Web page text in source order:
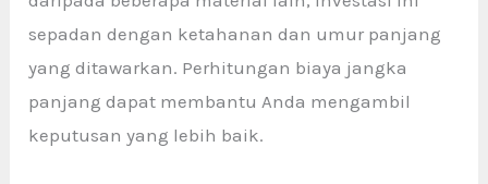
sepadan dengan ketahanan dan umur panjang
yang ditawarkan. Perhitungan biaya jangka
panjang dapat membantu Anda mengambil
keputusan yang lebih baik.